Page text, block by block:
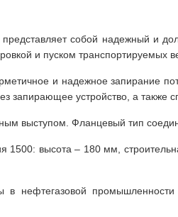
собой надежный и
и пуском транспортируемых
и надежное запирание
запирающее устройство, а также
выступом. Фланцевый тип
1500: высота – 180 мм,
в нефтегазовой